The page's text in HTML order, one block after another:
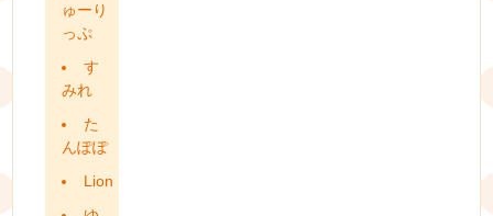
ゅーり
っぷ
す
みれ
た
んぽぽ
Lion